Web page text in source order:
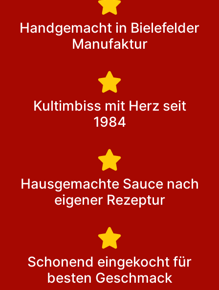
Handgemacht in Bielefelder
Manufaktur
Kultimbiss mit Herz seit
1984
Hausgemachte Sauce nach
eigener Rezeptur
Schonend eingekocht für
besten Geschmack